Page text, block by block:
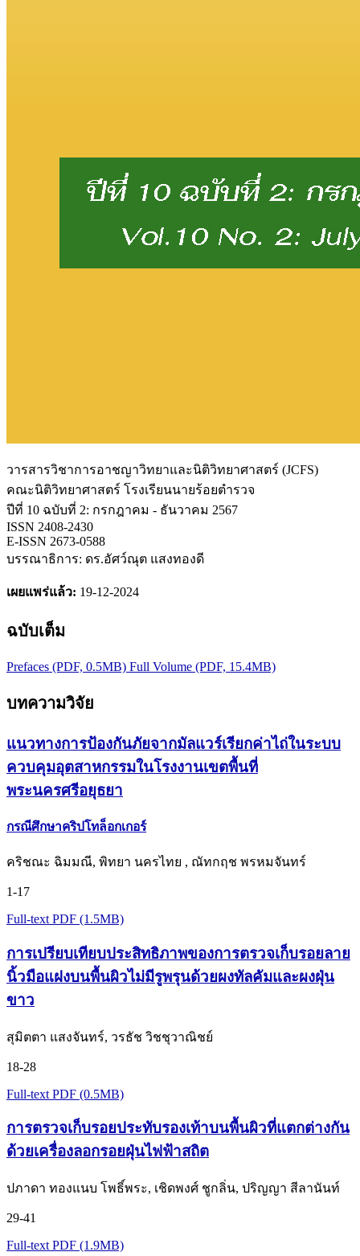
วารสารวิชาการอาชญาวิทยาและนิติวิทยาศาสตร์ (JCFS)
คณะนิติวิทยาศาสตร์ โรงเรียนนายร้อยตำรวจ
ปีที่ 10 ฉบับที่ 2: กรกฎาคม - ธันวาคม 2567
ISSN 2408-2430
E-ISSN 2673-0588
บรรณาธิการ: ดร.อัศว์ณุต แสงทองดี
เผยแพร่แล้ว: 19-12-2024
ฉบับเต็ม
Prefaces (PDF, 0.5MB) Full Volume (PDF, 15.4MB)
บทความวิจัย
แนวทางการป้องกันภัยจากมัลแวร์เรียกค่าไถ่ในระบบ
ควบคุมอุตสาหกรรมในโรงงานเขตพื้นที่
พระนครศรีอยุธยา
กรณีศึกษาคริปโทล็อกเกอร์
คริชณะ ฉิมมณี, พิทยา นครไทย , ณัทกฤช พรหมจันทร์
1-17
Full-text PDF (1.5MB)
การเปรียบเทียบประสิทธิภาพของการตรวจเก็บรอยลาย
นิ้วมือแฝงบนพื้นผิวไม่มีรูพรุนด้วยผงทัลคัมและผงฝุ่น
ขาว
สุมิตตา แสงจันทร์, วรธัช วิชชุวาณิชย์
18-28
Full-text PDF (0.5MB)
การตรวจเก็บรอยประทับรองเท้าบนพื้นผิวที่แตกต่างกัน
ด้วยเครื่องลอกรอยฝุ่นไฟฟ้าสถิต
ปภาดา ทองแนบ โพธิ์พระ, เชิดพงศ์ ชูกลิ่น, ปริญญา สีลานันท์
29-41
Full-text PDF (1.9MB)